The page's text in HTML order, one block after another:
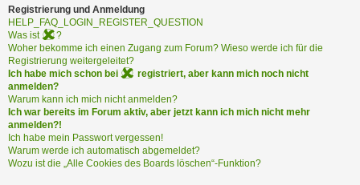
s
t
r
i
e
r
e
n
P
Registrierung und Anmeldung
HELP_FAQ_LOGIN_REGISTER_QUESTION
Was ist
?
Woher bekomme ich einen Zugang zum Forum? Wieso werde ich für die
Registrierung weitergeleitet?
Ich habe mich schon bei
registriert, aber kann mich noch nicht
anmelden?
Warum kann ich mich nicht anmelden?
Ich war bereits im Forum aktiv, aber jetzt kann ich mich nicht mehr
anmelden?!
Ich habe mein Passwort vergessen!
Warum werde ich automatisch abgemeldet?
Wozu ist die „Alle Cookies des Boards löschen“-Funktion?